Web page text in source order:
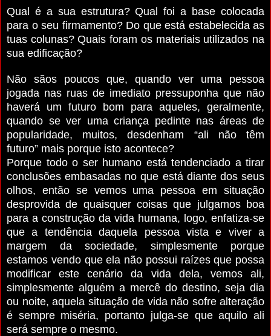
Qual é a sua estrutura? Qual foi a base colocada
para o seu firmamento? Do que está estabelecida as
tuas colunas? Quais foram os materiais utilizados na
sua edificação?
Não sãos poucos que, quando ver uma pessoa
jogada nas ruas de imediato pressuponha que não
haverá um futuro bom para aqueles, geralmente,
quando se ver uma criança pedinte nas áreas de
popularidade, muitos, desdenham “ali não têm
futuro” mais porque isto acontece?
Porque todo o ser humano está tendenciado a tirar
conclusões embasadas no que está diante dos seus
olhos, então se vemos uma pessoa em situação
desprovida de quaisquer coisas que julgamos boa
para a construção da vida humana, logo, enfatiza-se
que a tendência daquela pessoa vista e viver a
margem da sociedade, simplesmente porque
estamos vendo que ela não possui raízes que possa
modificar este cenário da vida dela, vemos ali,
simplesmente alguém a mercê do destino, seja dia
ou noite, aquela situação de vida não sofre alteração
é sempre miséria, portanto julga-se que aquilo ali
será sempre o mesmo.